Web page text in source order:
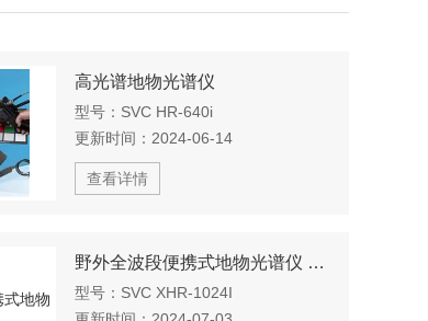
高光谱地物光谱仪
型号： SVC HR-640i
更新时间： 2024-06-14
查看详情
野外全波段便携式地物光谱仪 冰雪
型号： SVC XHR-1024I